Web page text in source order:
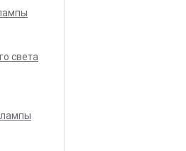
света
лампы